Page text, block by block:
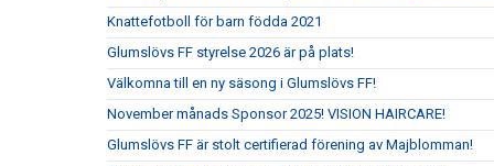
Knattefotboll för barn födda 2021
Glumslövs FF styrelse 2026 är på plats!
Välkomna till en ny säsong i Glumslövs FF!
November månads Sponsor 2025! VISION HAIRCARE!
Glumslövs FF är stolt certifierad förening av Majblomman!